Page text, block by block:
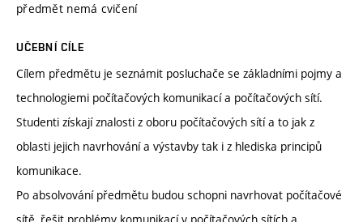
předmět nemá cvičení
UČEBNÍ CÍLE
Cílem předmětu je seznámit posluchače se základními pojmy a
technologiemi počítačových komunikací a počítačových sítí.
Studenti získají znalosti z oboru počítačových sítí a to jak z
oblasti jejich navrhování a výstavby tak i z hlediska principů
komunikace.
Po absolvování předmětu budou schopni navrhovat počítačové